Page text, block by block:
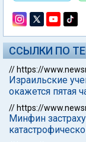
ССЫЛКИ ПО
// https://
Израильские
окажется пятая
// https://
Минфин